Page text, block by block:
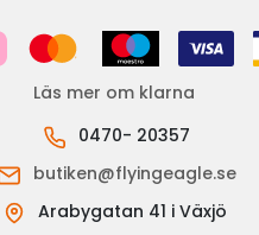
Läs mer om klarna
0470- 20357
butiken@flyingeagle.se
Arabygatan 41 i Växjö